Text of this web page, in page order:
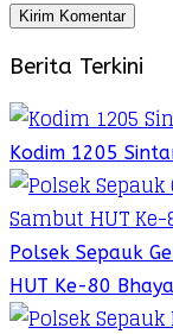
Berita Terkini
Kodim 1205
Polsek Sepauk
HUT Ke-80